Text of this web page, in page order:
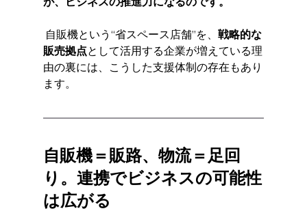
自販機という“省スペース店舗”を、 戦略的な
販売拠点として活用する企業が増えている理
由の裏には、こうした支援体制の存在もあり
ます。
自販機＝販路、物流＝足回
り。連携でビジネスの可能性
は広がる